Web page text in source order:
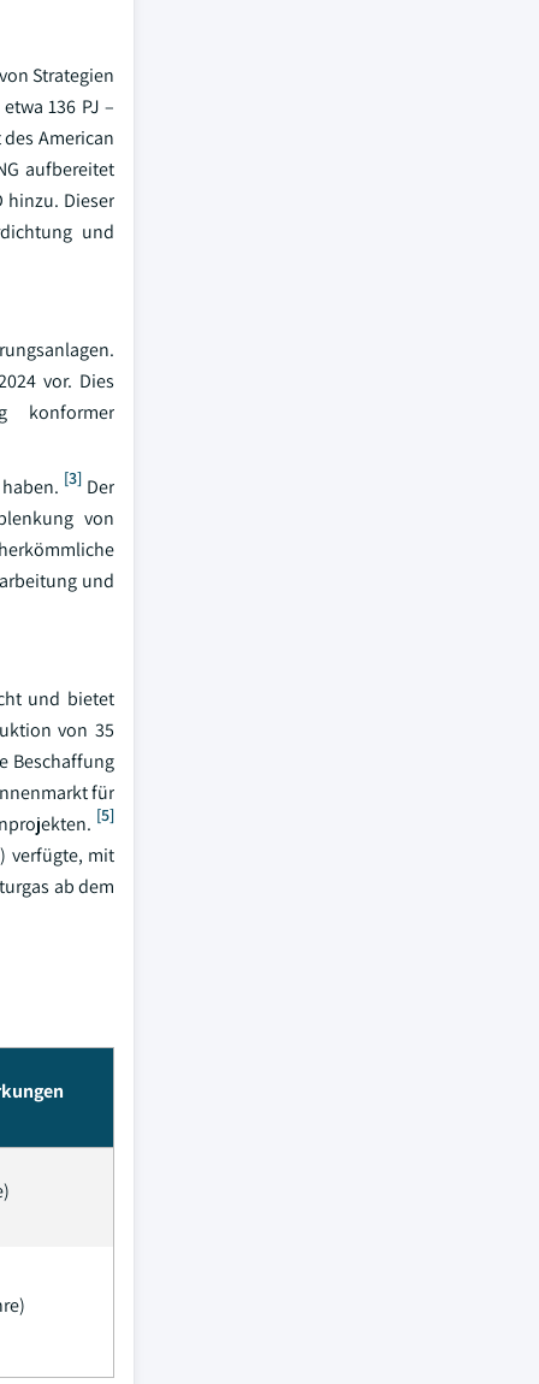
Strategien
136 PJ –
American
aufbereitet
hinzu. Dieser
und
vor. Dies
konformer
[3]Der
von
und
und bietet
von 35
Beschaffung
für
[5]
verfügte, mit
ab dem